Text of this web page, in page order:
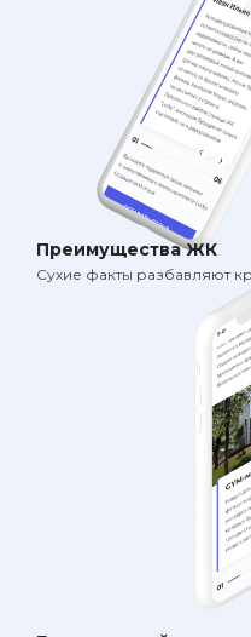
Преимущества ЖК
Сухие факты разбавляют